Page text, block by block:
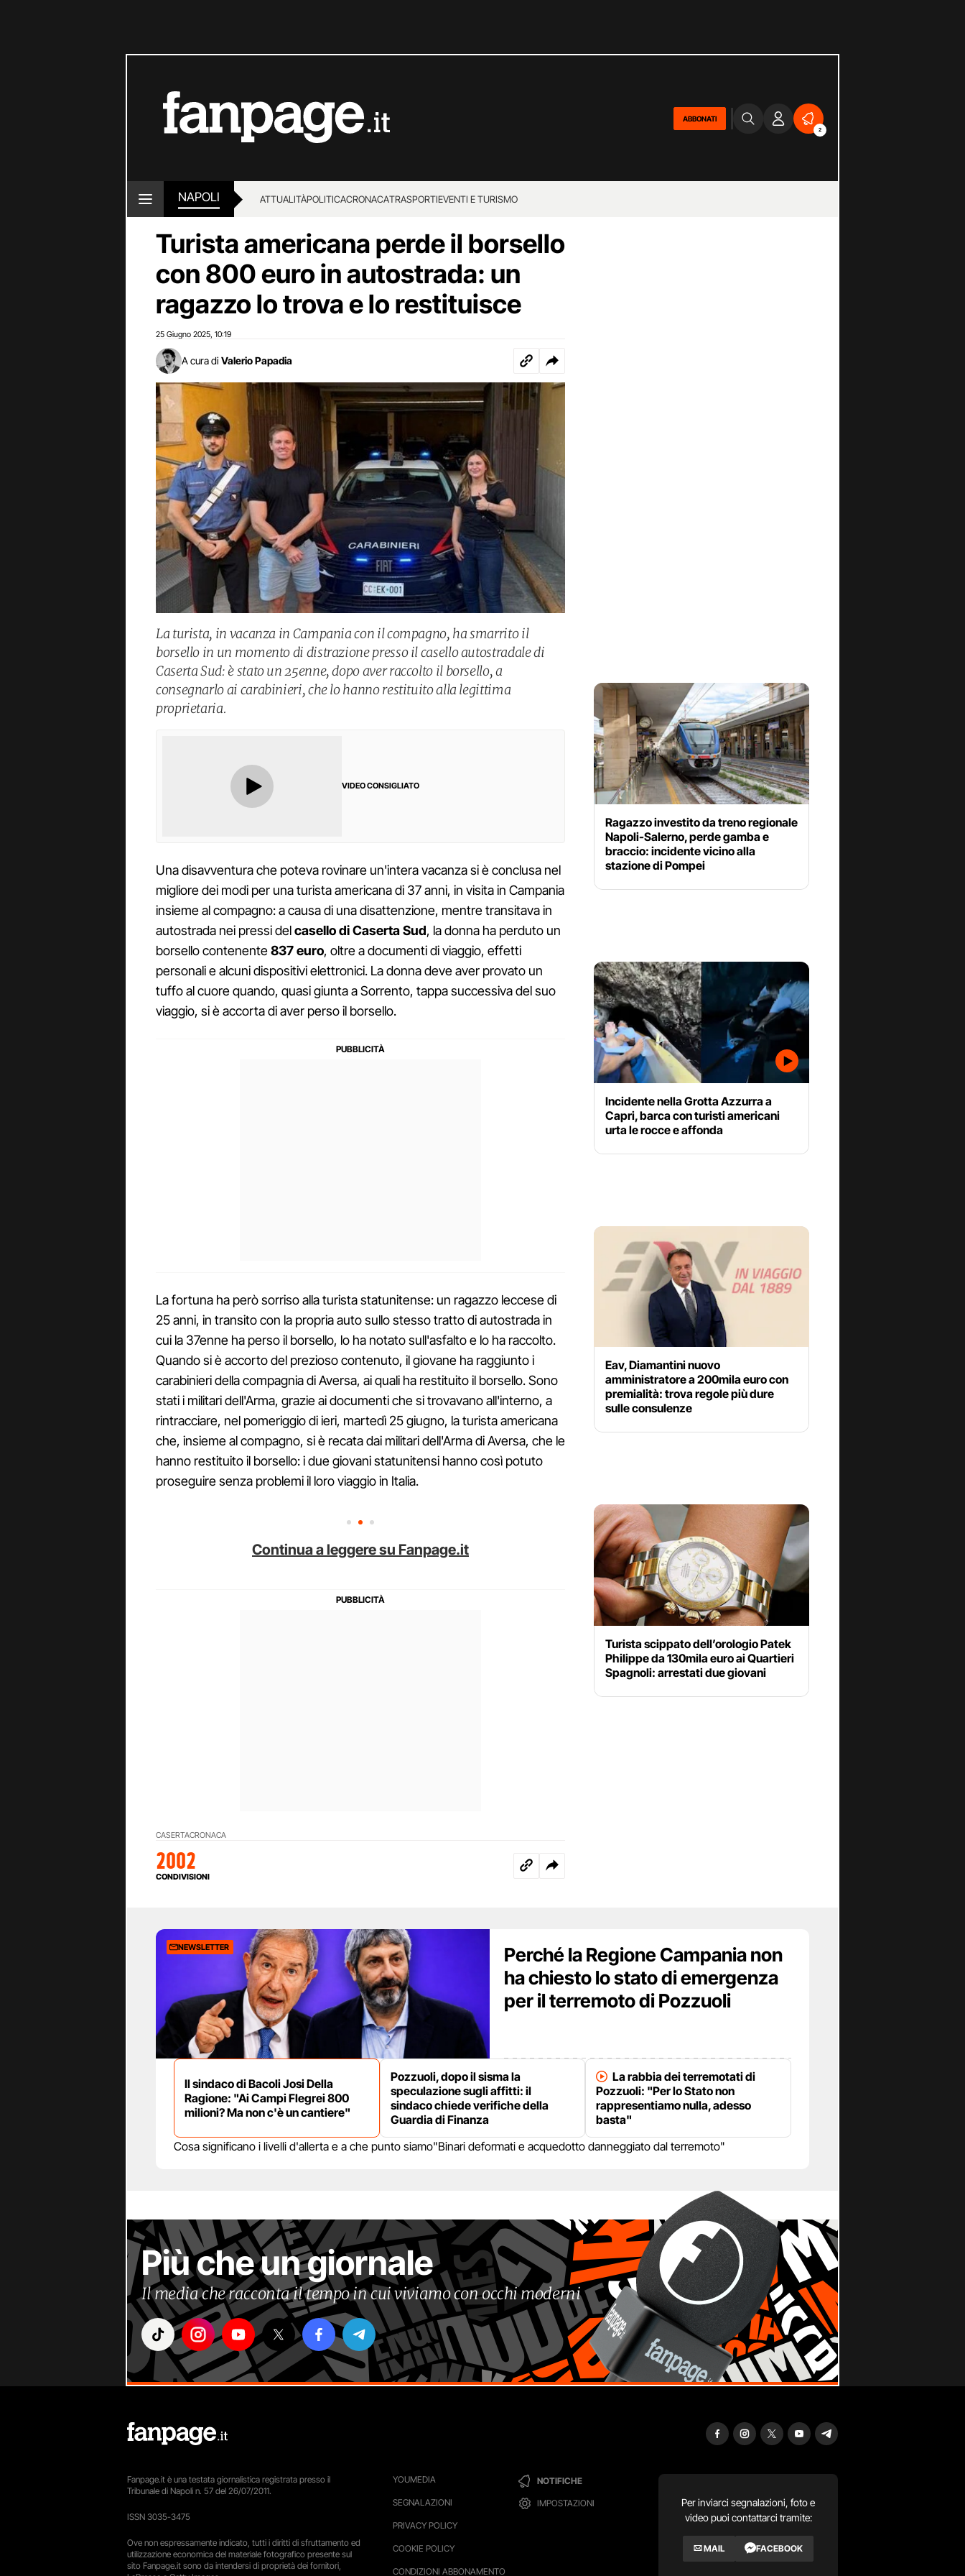
ABBONATI
2
NAPOLI ATTUALITÀPOLITICACRONACATRASPORTIEVENTI E TURISMO
Turista americana perde il borsello
con 800 euro in autostrada: un
ragazzo lo trova e lo restituisce
25 Giugno 2025 10:19
A cura di Valerio Papadia
La turista, in vacanza in Campania con il compagno, ha smarrito il
borsello in un momento di distrazione presso il casello autostradale di
Caserta Sud: è stato un 25enne, dopo aver raccolto il borsello, a
consegnarlo ai carabinieri, che lo hanno restituito alla legittima
proprietaria.
VIDEO CONSIGLIATO
Una disavventura che poteva rovinare un'intera vacanza si è conclusa nel
migliore dei modi per una turista americana di 37 anni, in visita in Campania
insieme al compagno: a causa di una disattenzione, mentre transitava in
autostrada nei pressi delcasello di Caserta Sud, la donna ha perduto un
borsello contenente837 euro, oltre a documenti di viaggio, effetti
personali e alcuni dispositivi elettronici. La donna deve aver provato un
tuffo al cuore quando, quasi giunta a Sorrento, tappa successiva del suo
viaggio, si è accorta di aver perso il borsello.
La fortuna ha però sorriso alla turista statunitense: un ragazzo leccese di
25 anni, in transito con la propria auto sullo stesso tratto di autostrada in
cui la 37enne ha perso il borsello, lo ha notato sull'asfalto e lo ha raccolto.
Quando si è accorto del prezioso contenuto, il giovane ha raggiunto i
carabinieri della compagnia di Aversa, ai quali ha restituito il borsello. Sono
stati i militari dell'Arma, grazie ai documenti che si trovavano all'interno, a
rintracciare, nel pomeriggio di ieri, martedì 25 giugno, la turista americana
che, insieme al compagno, si è recata dai militari dell'Arma di Aversa, che le
hanno restituito il borsello: i due giovani statunitensi hanno così potuto
proseguire senza problemi il loro viaggio in Italia.
Continua a leggere su Fanpage.it
CASERTACRONACA
2002
CONDIVISIONI
Ragazzo investito da treno regionale
Napoli-Salerno, perde gamba e
braccio: incidente vicino alla
stazione di Pompei
Incidente nella Grotta Azzurra a
Capri, barca con turisti americani
urta le rocce e affonda
Eav, Diamantini nuovo
amministratore a 200mila euro con
premialità: trova regole più dure
sulle consulenze
Turista scippato dell’orologio Patek
Philippe da 130mila euro ai Quartieri
Spagnoli: arrestati due giovani
NEWSLETTER
Perché la Regione Campania non
ha chiesto lo stato di emergenza
per il terremoto di Pozzuoli
Il sindaco di Bacoli Josi Della
Ragione: "Ai Campi Flegrei 800
milioni? Ma non c'è un cantiere"
Pozzuoli, dopo il sisma la
speculazione sugli affitti: il
sindaco chiede verifiche della
Guardia di Finanza
La rabbia dei terremotati di
Pozzuoli: "Per lo Stato non
rappresentiamo nulla, adesso
basta"
Cosa significano i livelli d'allerta e a che punto siamo"Binari deformati e acquedotto danneggiato dal terremoto"
Più che un giornale
Il media che racconta il tempo in cui viviamo con occhi moderni
YOUMEDIA
SEGNALAZIONI
PRIVACY POLICY
COOKIE POLICY
CONDIZIONI ABBONAMENTO
NOTIFICHE
IMPOSTAZIONI
Per inviarci segnalazioni, foto e
video puoi contattarci tramite:
MAIL FACEBOOK
Fanpage.it è una testata giornalistica registrata presso il
Tribunale di Napoli n. 57 del 26/07/2011.
ISSN 3035-3475
Ove non espressamente indicato, tutti i diritti di sfruttamento ed
utilizzazione economica del materiale fotografico presente sul
sito Fanpage.it sono da intendersi di proprietà dei fornitori,